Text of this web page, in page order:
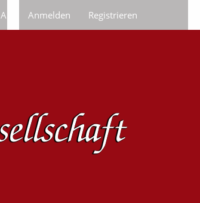
Anfragen/Bestellungen
Anmelden Registrieren